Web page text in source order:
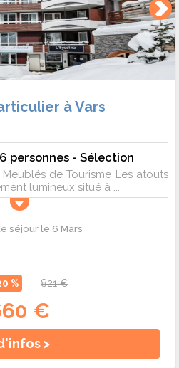
à Vars
personnes - Sélection
de Tourisme Les atouts
lumineux situé à ...
séjour le 6 Mars
% 821 €
€
>